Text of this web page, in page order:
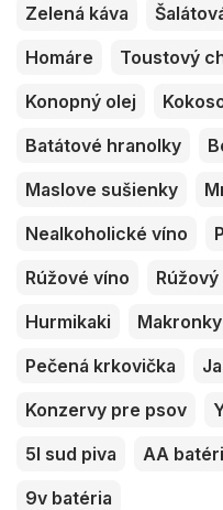
Zelená káva
Homáre
Toustový
Konopný olej
Batátové hranolky
Maslove sušienky
Nealkoholické víno
Rúžové víno
Rúžový
Hurmikaki
Makronky
Pečená krkovička
Konzervy pre psov
5l sud piva
AA
9v batéria